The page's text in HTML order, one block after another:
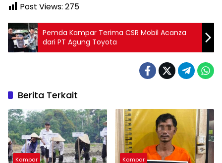
Post Views: 275
Pemda Kampar Terima CSR Mobil Acanza
dari PT Agung Toyota
Berita Terkait
Kampar Kampar